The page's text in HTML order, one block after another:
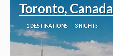
Toronto, Canada
1 DESTINATIONS 3 NIGHTS